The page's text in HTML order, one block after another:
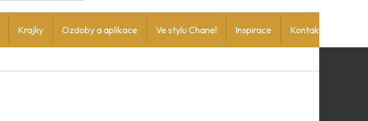
Krajky Ozdoby a aplikace Ve stylu Chanel Inspirace Kontakty